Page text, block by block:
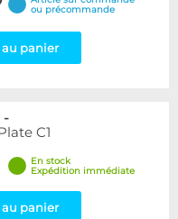
ou précommande
panier
-
C1
En stock
Expédition immédiate
panier